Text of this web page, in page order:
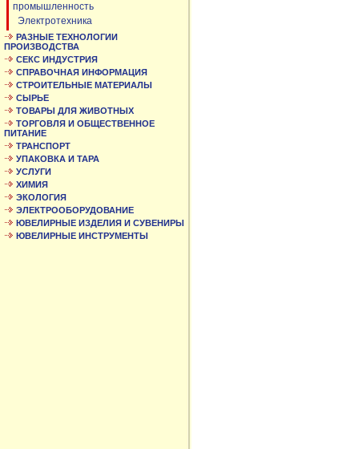
промышленность
Электротехника
РАЗНЫЕ ТЕХНОЛОГИИ
ПРОИЗВОДСТВА
СЕКС ИНДУСТРИЯ
СПРАВОЧНАЯ ИНФОРМАЦИЯ
СТРОИТЕЛЬНЫЕ МАТЕРИАЛЫ
СЫРЬЕ
ТОВАРЫ ДЛЯ ЖИВОТНЫХ
ТОРГОВЛЯ И ОБЩЕСТВЕННОЕ
ПИТАНИЕ
ТРАНСПОРТ
УПАКОВКА И ТАРА
УСЛУГИ
ХИМИЯ
ЭКОЛОГИЯ
ЭЛЕКТРООБОРУДОВАНИЕ
ЮВЕЛИРНЫЕ ИЗДЕЛИЯ И СУВЕНИРЫ
ЮВЕЛИРНЫЕ ИНСТРУМЕНТЫ